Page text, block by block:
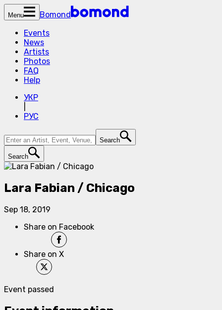
Menu
Bomond
Events
News
Artists
Photos
FAQ
Help
УКР
РУС
Search
Search
Lara Fabian / Chicago
Sep 18, 2019
Share on Facebook
Share on X
Event passed